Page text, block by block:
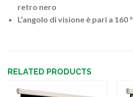
retro nero
L’angolo di visione è pari a 160 °
RELATED PRODUCTS